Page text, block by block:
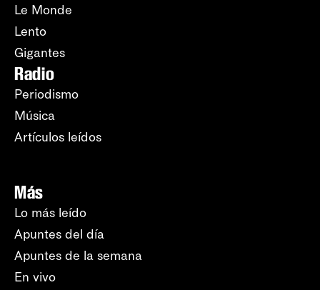
Le Monde
Lento
Gigantes
Radio
Periodismo
Música
Artículos leídos
Más
Lo más leído
Apuntes del día
Apuntes de la semana
En vivo